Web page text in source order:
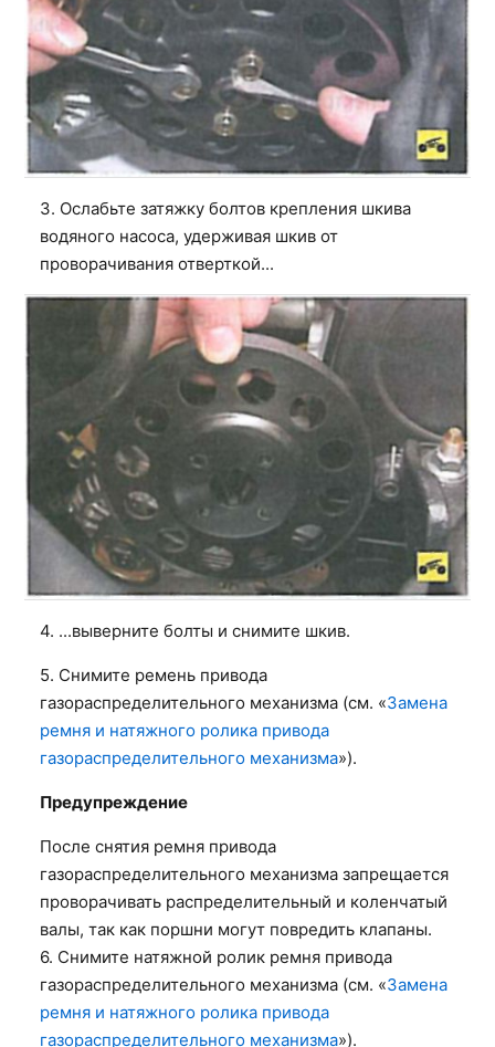
3. Ослабьте затяжку болтов крепления шкива
водяного насоса, удерживая шкив от
проворачивания отверткой...
4. ...выверните болты и снимите шкив.
5. Снимите ремень привода
газораспределительного механизма (см. «Замена
ремня и натяжного ролика привода
газораспределительного механизма»).
Предупреждение
После снятия ремня привода
газораспределительного механизма запрещается
проворачивать распределительный и коленчатый
валы, так как поршни могут повредить клапаны.
6. Снимите натяжной ролик ремня привода
газораспределительного механизма (см. «Замена
ремня и натяжного ролика привода
газораспределительного механизма»).